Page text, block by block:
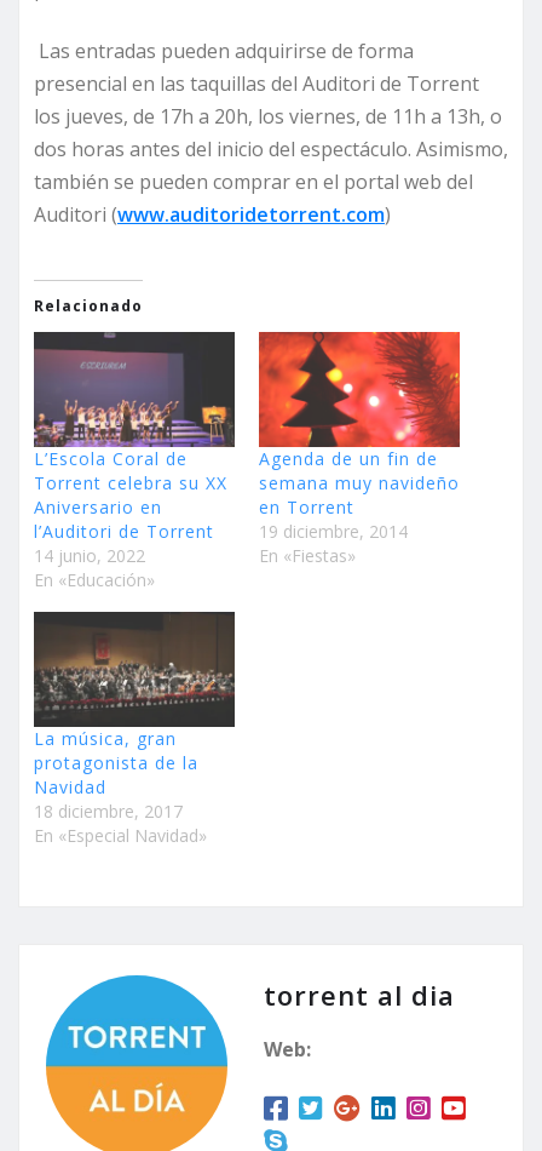
Las entradas pueden adquirirse de forma
presencial en las taquillas del Auditori de Torrent
los jueves, de 17h a 20h, los viernes, de 11h a 13h, o
dos horas antes del inicio del espectáculo. Asimismo,
también se pueden comprar en el portal web del
Auditori (www.auditoridetorrent.com)
Relacionado
L’Escola Coral de
Torrent celebra su XX
Aniversario en
l’Auditori de Torrent
14 junio, 2022
En «Educación»
Agenda de un fin de
semana muy navideño
en Torrent
19 diciembre, 2014
En «Fiestas»
La música, gran
protagonista de la
Navidad
18 diciembre, 2017
En «Especial Navidad»
torrent al dia
Web: